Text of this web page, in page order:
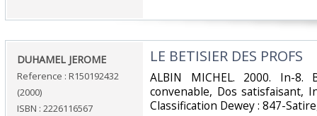
‎DUHAMEL JEROME‎
Reference : R150192432
(2000)
ISBN : 2226116567
‎LE BETISIER DES PROFS‎
‎ALBIN MICHEL. 2000. In-8.
convenable, Dos satisfaisant,
Classification Dewey : 847-